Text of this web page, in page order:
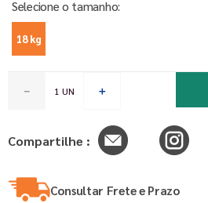
18 kg
＋
－
Compartilhe :
Consultar Frete e Prazo